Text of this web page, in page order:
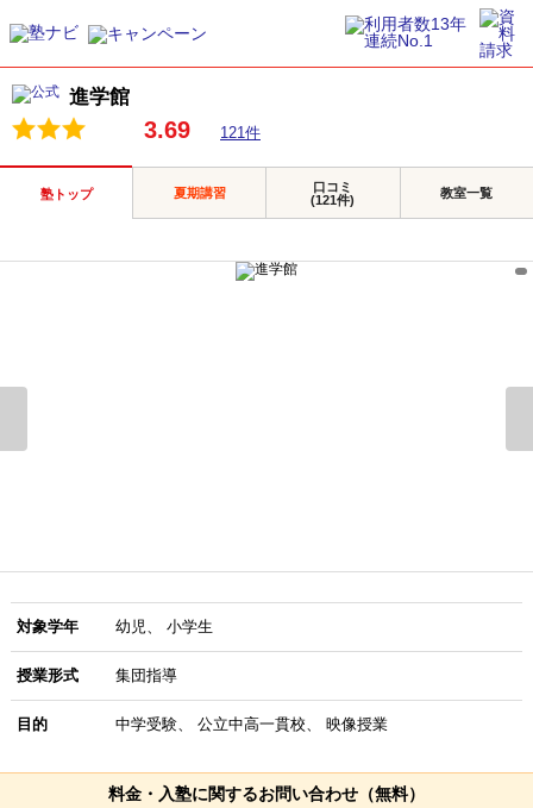
進学館
3.69 121件
塾トップ 夏期講習
口コミ
(121件)
教室一覧
対象学年 幼児 小学生
授業形式 集団指導
目的 中学受験 公立中高一貫校 映像授業
料金・入塾に関するお問い合わせ（無料）